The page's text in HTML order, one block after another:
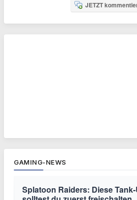
JETZT
GAMING-NEWS
Splatoon Raiders: Diese